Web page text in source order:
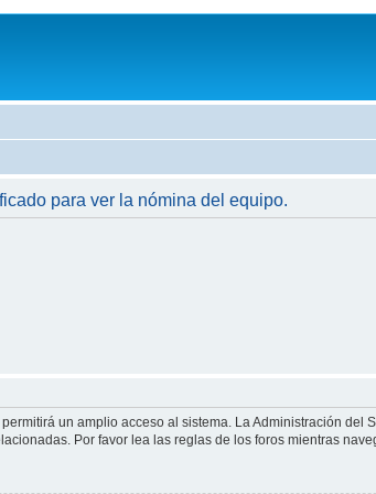
para ver la nómina del equipo.
un amplio acceso al sistema. La Administración
Por favor lea las reglas de los foros mientras